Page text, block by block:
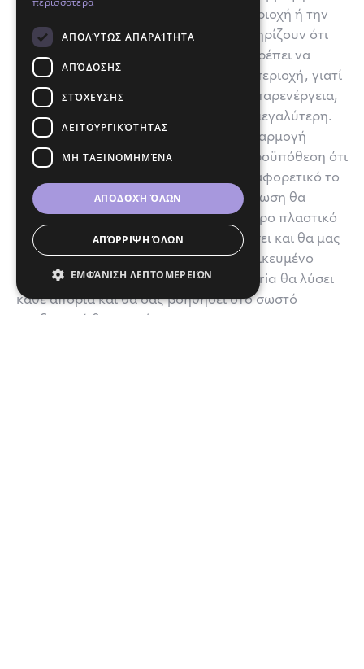
διαφορετικών θεραπειών στην ίδια περιοχή ή την
ίδια χρονική στιγμή. Ορισμένοι υποστηρίζουν ότι
μόνον ένας τύπος εμφυτεύματος θα πρέπει να
χρησιμοποιείται σε μια συγκεκριμένη περιοχή, γιατί
σε περίπτωση που προκληθεί κάποια παρενέργεια,
η πιθανότητα ορθής διάγνωσης είναι μεγαλύτερη.
Για κάποιους άλλους η ταυτόχρονη εφαρμογή
θεραπειών είναι αποδεκτή, υπό την προϋπόθεση ότι
κάθε ενέσιμο υλικό εφαρμόζεται σε διαφορετικό το
στρώμα του δέρματος. Σε κάθε περίπτωση θα
πρέπει να συμβουλευτούμε έναν έμπειρο πλαστικό
χειρουργό, ο οποίος θα μας κατατοπίσει και θα μας
βοηθήσει στη σωστή επιλογή. Το εξειδικευμένο
επιστημονικό προσωπικό της Symmetria θα λύσει
κάθε απορία και θα σας βοηθήσει στο σωστό
ΑΠΟΛΎΤΩΣ ΑΠΑΡΑΊΤΗΤΑ
ΑΠΌΔΟΣΗΣ
ΣΤΌΧΕΥΣΗΣ
ΛΕΙΤΟΥΡΓΙΚΌΤΗΤΑΣ
ΜΗ ΤΑΞΙΝΟΜΗΜΈΝΑ
ΑΠΟΔΟΧΉ ΌΛΩΝ
ΑΠΌΡΡΙΨΗ ΌΛΩΝ
ΕΜΦΆΝΙΣΗ ΛΕΠΤΟΜΕΡΕΙΏΝ